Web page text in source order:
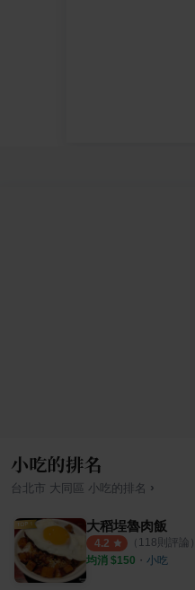
小吃的排名
台北市 大同區 小吃 的排名 ›
大稻埕魯肉飯
4.2 （ 118則評論）
均消 $150 ・ 小吃